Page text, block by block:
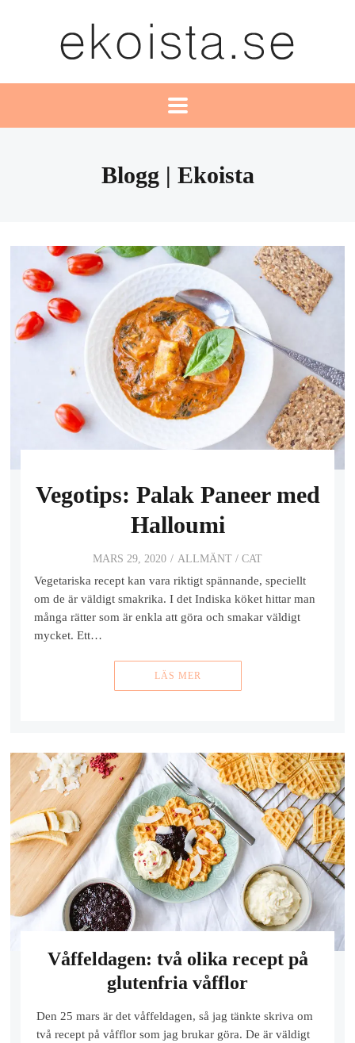
Blogg | Ekoista
Vegotips: Palak Paneer med
Halloumi
MARS 29, 2020 ALLMÄNT / CAT
Vegetariska recept kan vara riktigt spännande, speciellt
om de är väldigt smakrika. I det Indiska köket hittar man
många rätter som är enkla att göra och smakar väldigt
mycket. Ett…
LÄS MER
Våffeldagen: två olika recept på
glutenfria våfflor
Den 25 mars är det våffeldagen, så jag tänkte skriva om
två recept på våfflor som jag brukar göra. De är väldigt